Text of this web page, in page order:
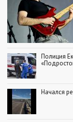
Полиция
Начался